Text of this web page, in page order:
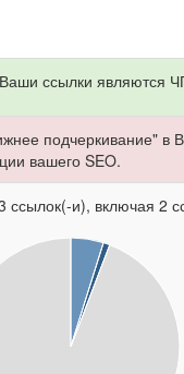
ссылки являются
подчеркивание" в
вашего SEO.
и), включая 2